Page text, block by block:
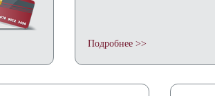
Подробнее >>